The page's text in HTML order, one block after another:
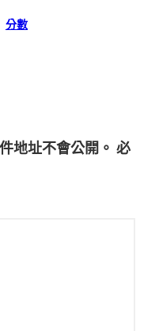
分數
地址不會公開。 必